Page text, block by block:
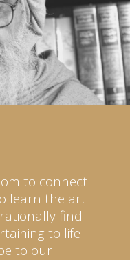
to connect
learn the art
find
to life
to our